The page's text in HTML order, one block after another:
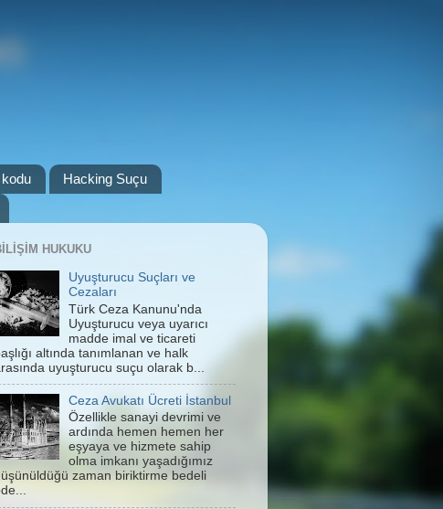
Hacking Suçu
HUKUKU
Uyuşturucu Suçları ve
Cezaları
Türk Ceza Kanunu'nda
Uyuşturucu veya uyarıcı
madde imal ve ticareti
altında tanımlanan ve halk
uyuşturucu suçu olarak b...
Ceza Avukatı Ücreti İstanbul
Özellikle sanayi devrimi ve
ardında hemen hemen her
eşyaya ve hizmete sahip
olma imkanı yaşadığımız
zaman biriktirme bedeli